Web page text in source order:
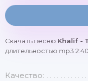
Скачать песню Khalif -
длительностью mp3
Качество: